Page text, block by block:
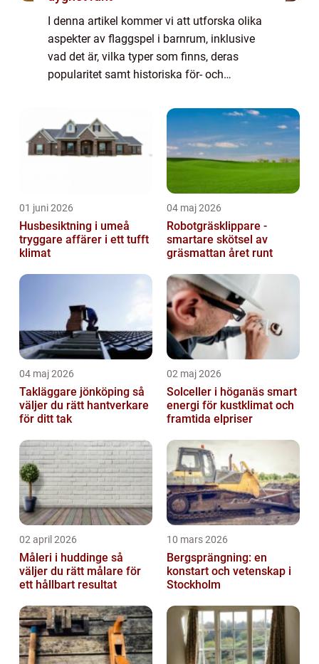
I denna artikel kommer vi att utforska olika
aspekter av flaggspel i barnrum, inklusive
vad det är, vilka typer som finns, deras
popularitet samt historiska för- och
av flaggspel i barnrum: Flaggspel i ba...
01 juni 2026
Husbesiktning i umeå
tryggare affärer i ett tufft
klimat
04 maj 2026
Robotgräsklippare -
smartare skötsel av
gräsmattan året runt
04 maj 2026
Takläggare jönköping så
väljer du rätt hantverkare
för ditt tak
02 maj 2026
Solceller i höganäs smart
energi för kustklimat och
framtida elpriser
02 april 2026
Måleri i huddinge så
väljer du rätt målare för
ett hållbart resultat
10 mars 2026
Bergsprängning: en
konstart och vetenskap i
Stockholm